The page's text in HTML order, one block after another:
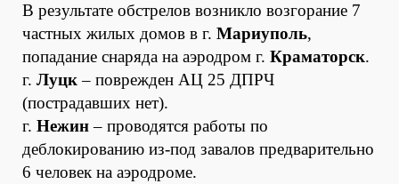
В результате обстрелов возникло возгорание 7
частных жилых домов в г. Мариуполь,
попадание снаряда на аэродром г. Краматорск.
г. Луцк– поврежден АЦ 25 ДПРЧ
(пострадавших нет).
г. Нежин– проводятся работы по
деблокированию из-под завалов предварительно
6 человек на аэродроме.